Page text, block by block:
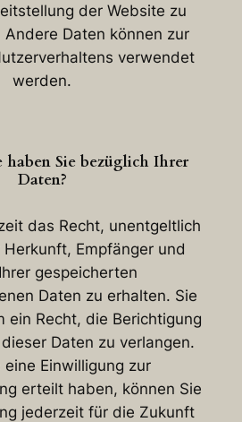
der Website zu
Daten können zur
verwendet
werden.
haben Sie bezüglich Ihrer
Daten?
das Recht, unentgeltlich
Empfänger und
gespeicherten
Daten zu erhalten. Sie
ein Recht, die Berichtigung
Daten zu verlangen.
eine Einwilligung zur
erteilt haben, können Sie
jederzeit für die Zukunft